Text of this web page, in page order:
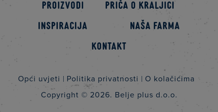
Proizvodi
Priča o kraljici
Inspiracija
Naša farma
Kontakt
Opći uvjeti Politika privatnosti
O kolačićima
Copyright © 2026. Belje plus d.o.o.